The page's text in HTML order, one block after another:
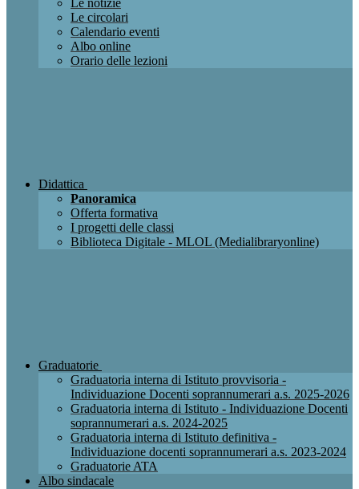
Le notizie
Le circolari
Calendario eventi
Albo online
Orario delle lezioni
Didattica
Panoramica
Offerta formativa
I progetti delle classi
Biblioteca Digitale - MLOL (Medialibraryonline)
Graduatorie
Graduatoria interna di Istituto provvisoria -
Individuazione Docenti soprannumerari a.s. 2025-2026
Graduatoria interna di Istituto - Individuazione Docenti
soprannumerari a.s. 2024-2025
Graduatoria interna di Istituto definitiva -
Individuazione docenti soprannumerari a.s. 2023-2024
Graduatorie ATA
Albo sindacale